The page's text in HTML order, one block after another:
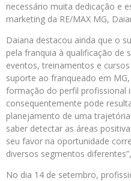
necessário muita dedicação e
marketing da RE/MAX MG,
Daiana destacou ainda que o
pela franquia à qualificação de
eventos, treinamentos e
suporte ao franqueado em
formação do perfil profissional
consequentemente pode
planejamento de uma
saber detectar as áreas
seu favor na oportunidade
diversos segmentos
No dia 14 de setembro,